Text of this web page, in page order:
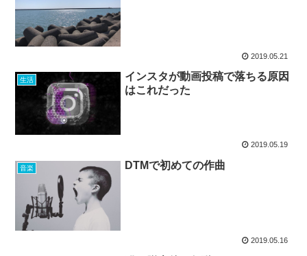
2019.05.21
生活
インスタが動画投稿で落ちる原因
はこれだった
2019.05.19
音楽 DTMで初めての作曲
2019.05.16